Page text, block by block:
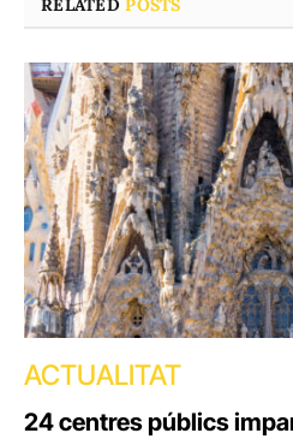
RELATEDPOSTS
ACTUALITAT
24 centres públics